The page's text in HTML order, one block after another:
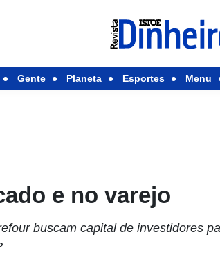
Gente Planeta Esportes Menu
e no varejo
buscam capital de investidores